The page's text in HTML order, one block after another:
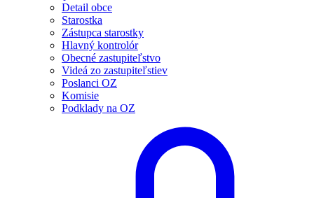
Detail obce
Starostka
Zástupca starostky
Hlavný kontrolór
Obecné zastupiteľstvo
Videá zo zastupiteľstiev
Poslanci OZ
Komisie
Podklady na OZ